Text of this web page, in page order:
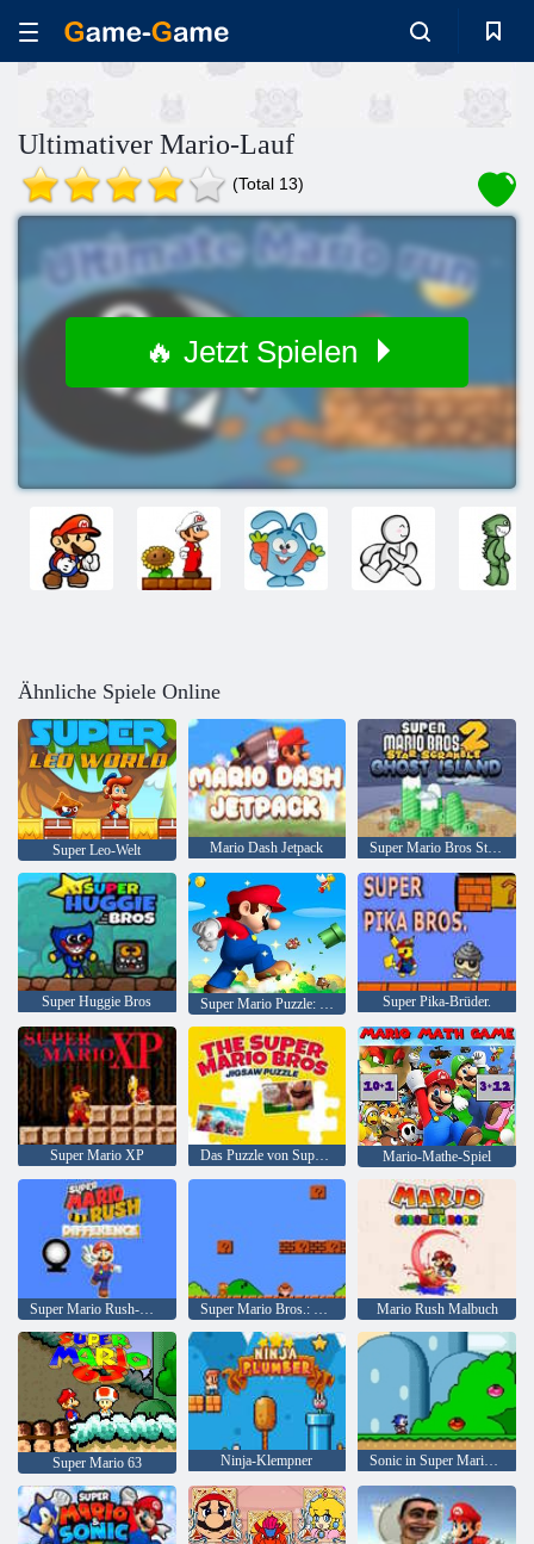
Ultimativer Mario-Lauf
(Total 13)
🔥 Jetzt Spielen
Ähnliche Spiele Online
Super Leo-Welt Mario Dash Jetpack Super Mario Bros Star Scramble 2 Geisterinsel
Super Huggie Bros Super Pika-Brüder.
Super Mario XP Das Puzzle von Super Mario Bros Mario-Mathe-Spiel
Super Mario Rush-Unterschied Super Mario Bros.: Hack für zwei Spieler Mario Rush Malbuch
Super Mario 63 Ninja-Klempner Sonic in Super Mario World